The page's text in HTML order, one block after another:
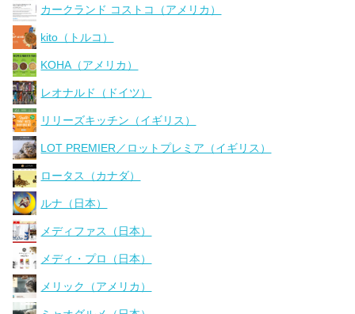
カークランド コストコ（アメリカ）
kito（トルコ）
KOHA（アメリカ）
レオナルド（ドイツ）
リリーズキッチン（イギリス）
LOT PREMIER／ロットプレミア（イギリス）
ロータス（カナダ）
ルナ（日本）
メディファス（日本）
メディ・プロ（日本）
メリック（アメリカ）